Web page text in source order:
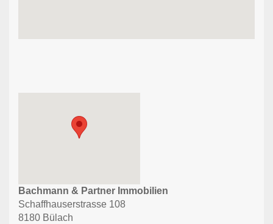
Bachmann & Partner Immobilien
Schaffhauserstrasse 108
8180 Bülach